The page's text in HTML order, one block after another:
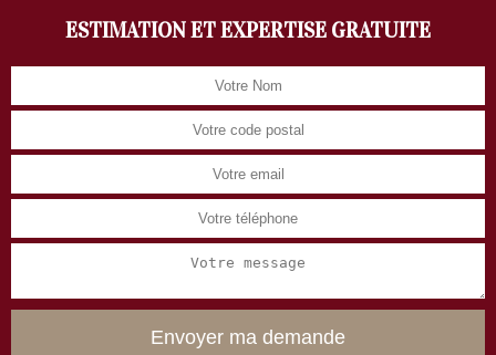
ESTIMATION ET EXPERTISE GRATUITE